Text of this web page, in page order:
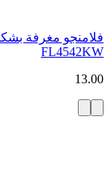
فلامنجو مغرفة
FL4542KW
13.00